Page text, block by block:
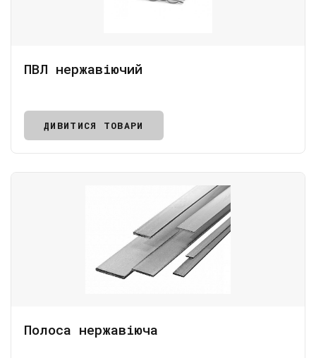
ПВЛ нержавіючий
ДИВИТИСЯ ТОВАРИ
Полоса нержавіюча